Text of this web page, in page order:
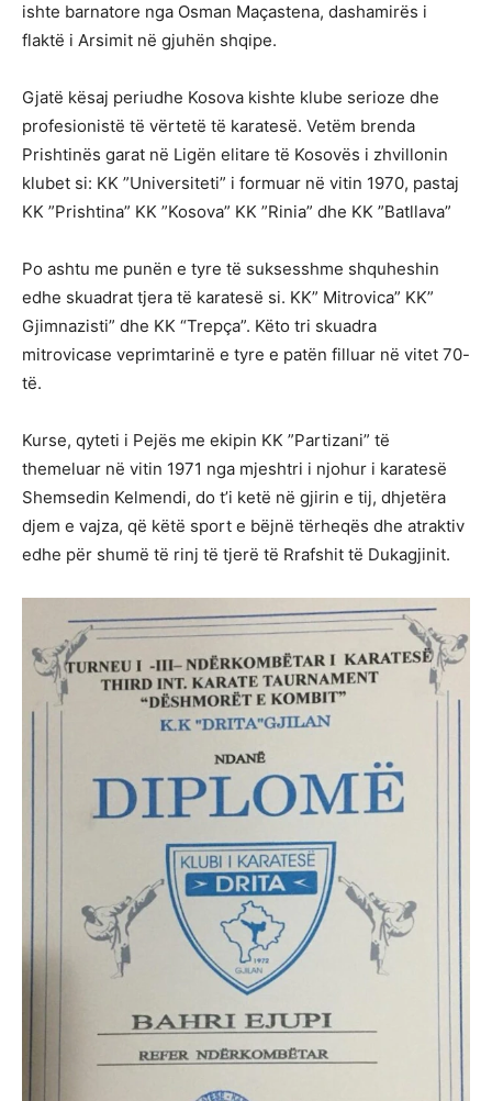
ishte barnatore nga Osman Maçastena, dashamirës i
flaktë i Arsimit në gjuhën shqipe.
Gjatë kësaj periudhe Kosova kishte klube serioze dhe
profesionistë të vërtetë të karatesë. Vetëm brenda
Prishtinës garat në Ligën elitare të Kosovës i zhvillonin
klubet si: KK ”Universiteti” i formuar në vitin 1970, pastaj
KK ”Prishtina” KK ”Kosova” KK ”Rinia” dhe KK ”Batllava”
Po ashtu me punën e tyre të suksesshme shquheshin
edhe skuadrat tjera të karatesë si. KK” Mitrovica” KK”
Gjimnazisti” dhe KK “Trepça”. Këto tri skuadra
mitrovicase veprimtarinë e tyre e patën filluar në vitet 70-
të.
Kurse, qyteti i Pejës me ekipin KK ”Partizani” të
themeluar në vitin 1971 nga mjeshtri i njohur i karatesë
Shemsedin Kelmendi, do t’i ketë në gjirin e tij, dhjetëra
djem e vajza, që këtë sport e bëjnë tërheqës dhe atraktiv
edhe për shumë të rinj të tjerë të Rrafshit të Dukagjinit.